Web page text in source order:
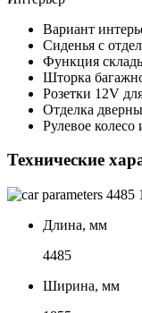
Вариант
Сиденья с
Функция
Шторка
Розетки 12V
Отделка
Рулевое
Технические
4485
Длина, мм
4485
Ширина, мм